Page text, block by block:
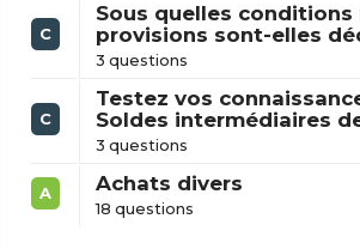
C
Sous quelles conditions
provisions sont-elles
3 questions
C
Testez vos
Soldes intermédiaires
3 questions
A Achats divers
18 questions